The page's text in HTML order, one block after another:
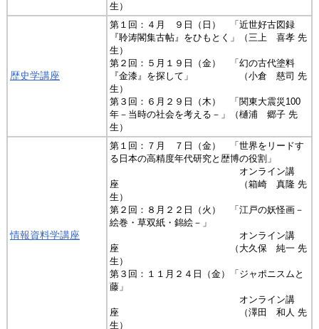
生）
歴史学講座
第１回：４月 ９日（日） 「近世好古図録
『聆涛閣集古帖』をひもとく」（三上 喜孝 先
生）
第２回：５月１９日（金） 「幻の古代塗料
『金漆』を探して」 （小倉 慈司 先
生）
第３回：６月２９日（木） 「関東大震災100
年－当時の社会を考える－」（樋浦 郷子 先
生）
情報資料学講座
第１回：７月 ７日（金） 「世界をリードす
る日本の高精度年代研究と歴博の役割」
オンライン講
座 （箱崎 真隆 先
生）
第２回：８月２２日（火） 「江戸の妖怪画－
絵巻・草双紙・錦絵－」
オンライン講
座 （大久保 純一 先
生）
第３回：１１月２４日（金）「ジャポニスムと
藤」
オンライン講
座 （澤田 和人 先
生）